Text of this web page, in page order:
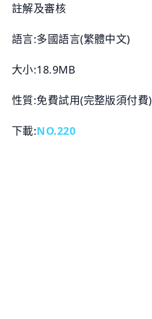
註解及審核
語言:多國語言(繁體中文)
大小:18.9MB
性質:免費試用(完整版須付費)
下載:NO.220